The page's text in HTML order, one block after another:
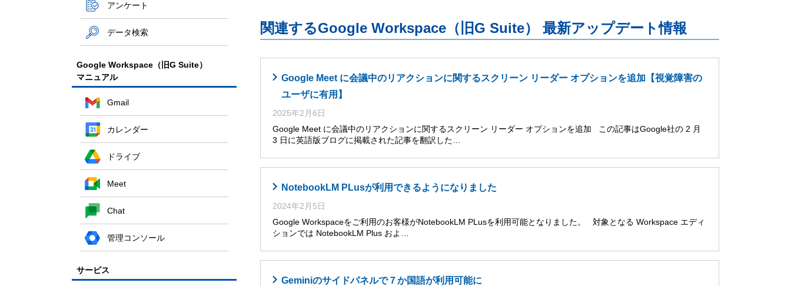
アンケート
データ検索
Google Workspace（旧G Suite）
マニュアル
Gmail
カレンダー
ドライブ
Meet
Chat
管理コンソール
サービス
関連するGoogle Workspace（旧G Suite） 最新アップデート情報
Google Meet に会議中のリアクションに関するスクリーン リーダー オプションを追加【視覚障害の
ユーザに有用】
2025年2月6日
Google Meet に会議中のリアクションに関するスクリーン リーダー オプションを追加 この記事はGoogle社の 2 月
3 日に英語版ブログに掲載された記事を翻訳した…
NotebookLM PLusが利用できるようになりました
2024年2月5日
Google Workspaceをご利用のお客様がNotebookLM PLusを利用可能となりました。 対象となる Workspace エディ
ションでは NotebookLM Plus およ…
Geminiのサイドパネルで７か国語が利用可能に